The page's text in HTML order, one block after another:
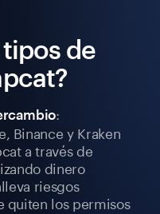
de
:
Binance y Kraken
a través de
dinero
riesgos
quiten los permisos